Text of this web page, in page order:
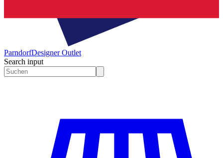
ParndorfDesigner Outlet
Search input